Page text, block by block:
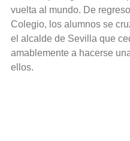
vuelta al mundo. De regreso
Colegio, los alumnos se
el alcalde de Sevilla que
amablemente a hacerse
ellos.